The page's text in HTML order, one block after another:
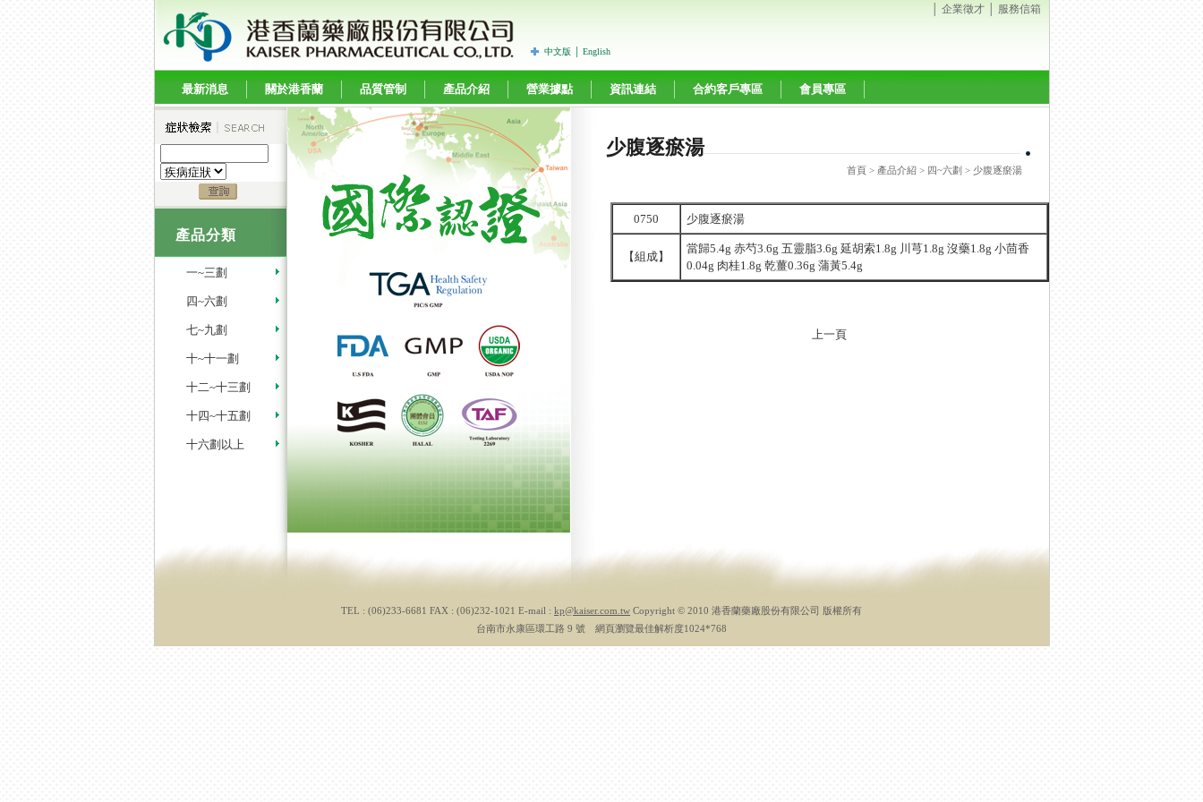
企業徵才│ 服務信箱
中文版 English
最新消息 關於港香蘭 品質管制 產品介紹 營業據點 資訊連結 合約客戶專區 會員專區
產品分類
一~三劃
四~六劃
七~九劃
十~十一劃
十二~十三劃
十四~十五劃
十六劃以上
少腹逐瘀湯
首頁> 產品介紹> 四~六劃 > 少腹逐瘀湯
0750 少腹逐瘀湯
【組成】
當歸5.4g 赤芍3.6g 五靈脂3.6g 延胡索1.8g 川芎1.8g 沒藥1.8g 小茴香
0.04g 肉桂1.8g 乾薑0.36g 蒲黃5.4g
上一頁
TEL : (06)233-6681 FAX : (06)232-1021 E-mail : kp@kaiser.com.tw Copyright © 2010 港香蘭藥廠股份有限公司 版權所有
台南市永康區環工路 9 號 網頁瀏覽最佳解析度1024*768